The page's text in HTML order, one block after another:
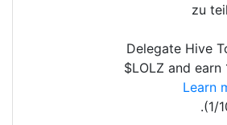
zu
Delegate Hive
$LOLZ and earn
Learn
.(1/